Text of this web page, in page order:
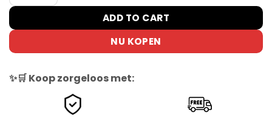
ADD TO CART
NU KOPEN
✨🛒 Koop zorgeloos met: